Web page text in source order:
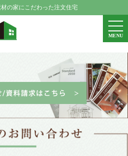
の家にこだわった注文住宅
MENU